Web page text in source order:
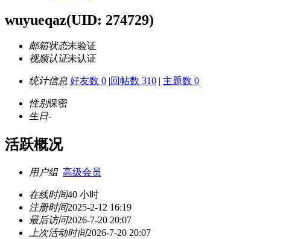
wuyueqaz(UID: 274729)
邮箱状态未验证
视频认证未认证
统计信息 好友数 0 |回帖数 310 | 主题数 0
性别保密
生日-
活跃概况
用户组 高级会员
在线时间40 小时
注册时间2025-2-12 16:19
最后访问2026-7-20 20:07
上次活动时间2026-7-20 20:07